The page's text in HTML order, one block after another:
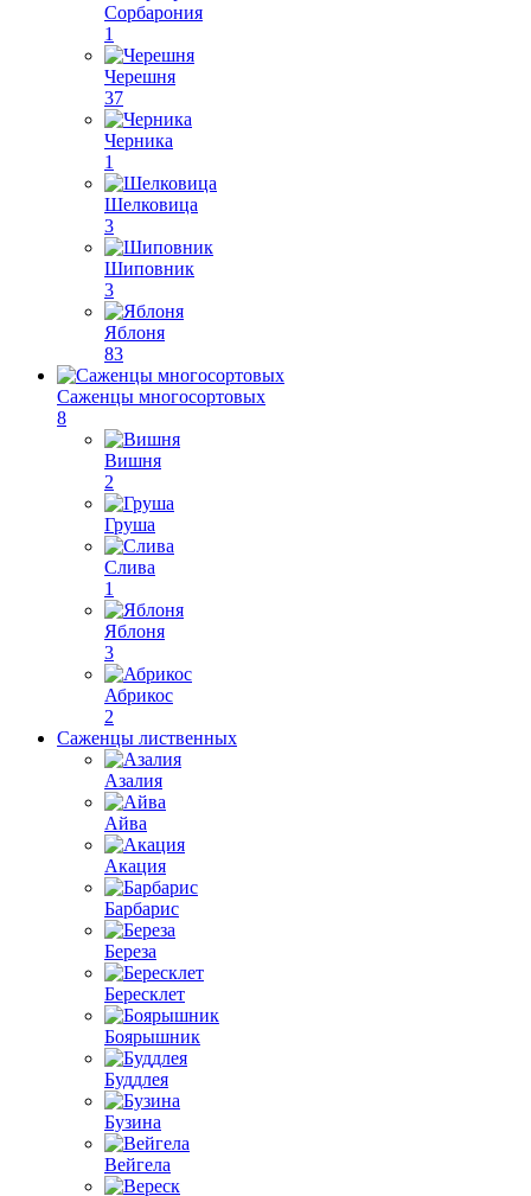
Сорбарония
1
Черешня
37
Черника
1
Шелковица
3
Шиповник
3
Яблоня
83
Саженцы многосортовых
8
Вишня
2
Груша
Слива
1
Яблоня
3
Абрикос
2
Саженцы лиственных
Азалия
Айва
Акация
Барбарис
Береза
Бересклет
Боярышник
Буддлея
Бузина
Вейгела